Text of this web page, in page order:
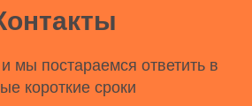
мы постараемся ответить в
короткие сроки